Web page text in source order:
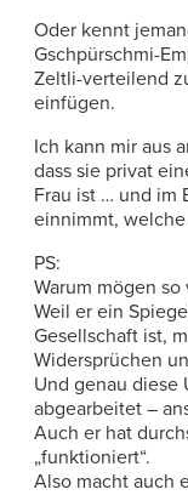
Oder kennt
Gschpürschmi-
Zeltli-verteilend
einfügen.
Ich kann mir aus
dass sie privat
Frau ist … und im
einnimmt,
PS:
Warum mögen
Weil er ein
Gesellschaft ist,
Widersprüchen
Und genau diese
abgearbeitet –
Auch er hat
„funktioniert“.
Also macht auch